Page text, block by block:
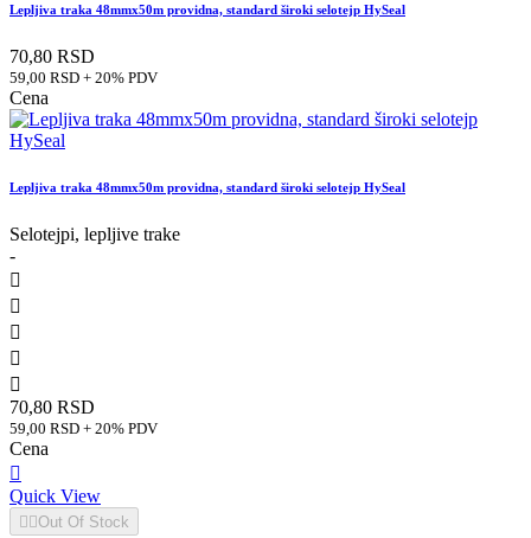
Lepljiva traka 48mmx50m providna, standard široki selotejp HySeal
70,80 RSD
59,00 RSD + 20% PDV
Cena
Lepljiva traka 48mmx50m providna, standard široki selotejp HySeal
Selotejpi, lepljive trake
-





70,80 RSD
59,00 RSD + 20% PDV
Cena

Quick View
 Out Of Stock